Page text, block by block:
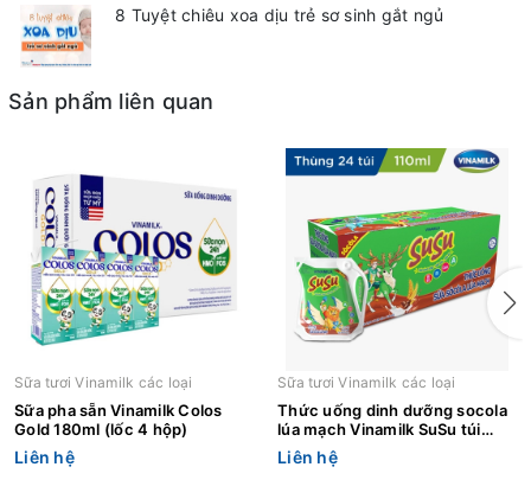
8 Tuyệt chiêu xoa dịu trẻ sơ sinh gắt ngủ
Sản phẩm liên quan
Sữa tươi Vinamilk các loại
Sữa pha sẵn Vinamilk Colos
Gold 180ml (lốc 4 hộp)
Liên hệ
Sữa tươi Vinamilk các loại
Thức uống dinh dưỡng socola
lúa mạch Vinamilk SuSu túi
110ml
Liên hệ